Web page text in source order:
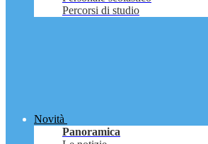
Percorsi di studio
Novità
Panoramica